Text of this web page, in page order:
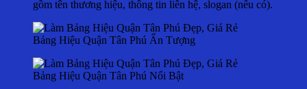
gồm tên thương hiệu, thông tin liên hệ, slogan (nếu có).
Bảng Hiệu Quận Tân Phú Ấn Tượng
Bảng Hiệu Quận Tân Phú Nổi Bật